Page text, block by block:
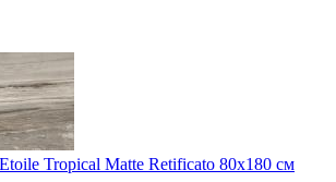
Tropical Matte Retificato 80x180 см